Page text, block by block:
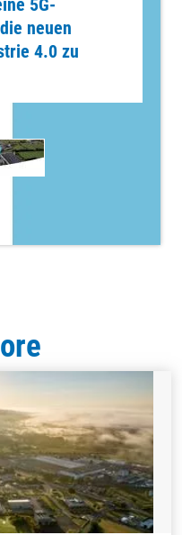
5G-
neuen
4.0 zu